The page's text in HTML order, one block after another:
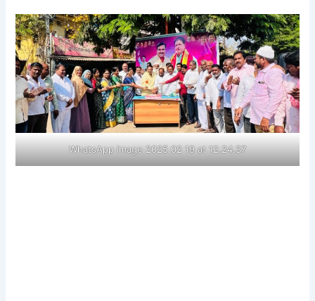
WhatsApp Image 2025 02 19 at 12.24.37